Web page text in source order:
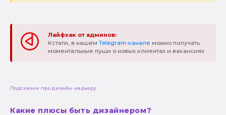
Лайфхак от админов:
Кстати, в нашем Telegram-канале можно получать
моментальные пуши о новых клиентах и вакансиях
Подсказки про дизайн-карьеру:
Какие плюсы быть дизайнером?